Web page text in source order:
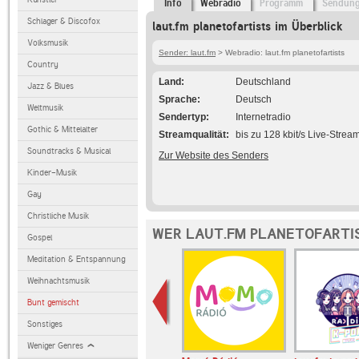
Schlager & Discofox
Volksmusik
Country
Jazz & Blues
Weltmusik
Gothic & Mittelalter
Soundtracks & Musical
Kinder-Musik
Gay
Christliche Musik
Gospel
Meditation & Entspannung
Weihnachtsmusik
Bunt gemischt
Sonstiges
Weniger Genres
Info Webradio Programm
laut.fm planetofartists im Überblick
Sender: laut.fm > Webradio: laut.fm planetofartists
Land
Deutschland
Sprache
Deutsch
Sendertyp
Internetradio
Streamqualität
bis zu 128 kbit/s Live-
Zur Website des Senders
WER LAUT.FM